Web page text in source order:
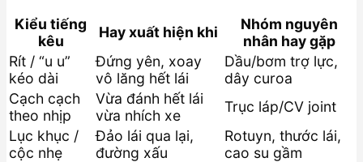
Kiểu tiếng
kêu
Hay xuất hiện khi
Nhóm nguyên
nhân hay gặp
Rít / “u u”
kéo dài
Đứng yên, xoay
vô lăng hết lái
Dầu/bơm trợ lực,
dây curoa
Cạch cạch
theo nhịp
Vừa đánh hết lái
vừa nhích xe
Trục láp/CV joint
Lục khục /
cộc nhẹ
Đảo lái qua lại,
đường xấu
Rotuyn, thước lái,
cao su gầm